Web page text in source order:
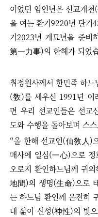
이었던 임인년은 선교개
을 여는 환기9220년 단기
기2023년 계묘년을 준비
第一力事)의 한해가 되었
취정원사께서 한민족 하
(敎)를 세우신 1991년 이
면 우리 선교인들은 선교
도와 수행을 돌아보며 스
“올 한해 선교인(仙敎人)
매사에 일심(一心)으로
오로지 환인하느님께 귀
地間)의 생명(生命)으로
는 하느님 환인께 온전히
내 삶이 신성(神性)의 빛